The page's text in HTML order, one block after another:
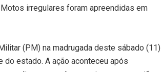
irregulares foram apreendidas em
(PM) na madrugada deste sábado (11)
do estado. A ação aconteceu após